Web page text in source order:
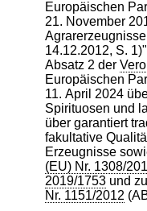
Europäischen
21. November
14.12.2012, S.
Absatz 2 der
Europäischen
11. April 2024
Spirituosen und
über garantiert
fakultative
Erzeugnisse
(EU) Nr. 1308/
2019/1753und
Nr. 1151/2012